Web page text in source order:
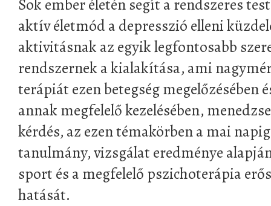
Sok ember életén segít a rendszeres
aktív életmód a depresszió elleni
aktivitásnak az egyik legfontosabb
rendszernek a kialakítása, ami
terápiát ezen betegség megelőzésében
annak megfelelő kezelésében,
kérdés, az ezen témakörben a mai
tanulmány, vizsgálat eredménye
sport és a megfelelő pszichoterápia
hatását.